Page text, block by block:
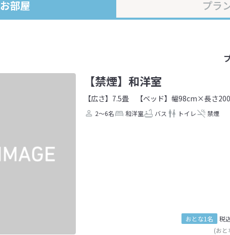
お部屋 プラ
【禁煙】和洋室
【広さ】7.5畳 【ベッド】幅98cm×長さ
2～6名 和洋室 バス トイレ 禁煙
おとな1名 税
(お